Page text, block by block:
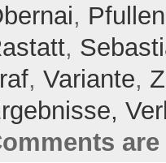
,
,
, Variante,